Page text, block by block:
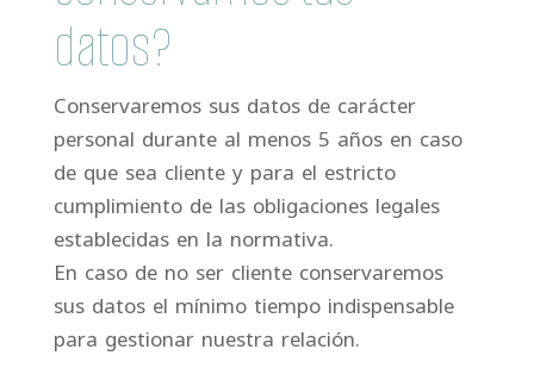
datos?
Conservaremos sus datos de carácter
personal durante al menos 5 años en caso
de que sea cliente y para el estricto
cumplimiento de las obligaciones legales
establecidas en la normativa.
En caso de no ser cliente conservaremos
sus datos el mínimo tiempo indispensable
para gestionar nuestra relación.